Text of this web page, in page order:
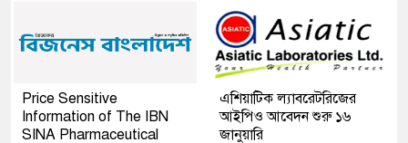
Price Sensitive
Information of The IBN
SINA Pharmaceutical
এশিয়াটিক ল্যাবরেটরিজের
আইপিও আবেদন শুরু ১৬
জানুয়ারি